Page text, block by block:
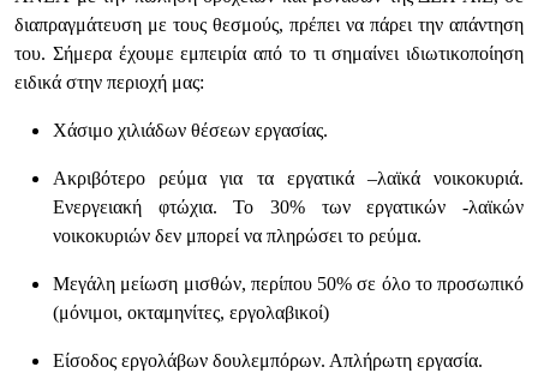
διαπραγμάτευση με τους θεσμούς, πρέπει να πάρει την απάντηση
του. Σήμερα έχουμε εμπειρία από το τι σημαίνει ιδιωτικοποίηση
ειδικά στην περιοχή μας:
Χάσιμο χιλιάδων θέσεων εργασίας.
Ακριβότερο ρεύμα για τα εργατικά –λαϊκά νοικοκυριά.
Ενεργειακή φτώχια. Το 30% των εργατικών -λαϊκών
νοικοκυριών δεν μπορεί να πληρώσει το ρεύμα.
Μεγάλη μείωση μισθών, περίπου 50% σε όλο το προσωπικό
(μόνιμοι, οκταμηνίτες, εργολαβικοί)
Είσοδος εργολάβων δουλεμπόρων. Απλήρωτη εργασία.